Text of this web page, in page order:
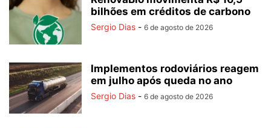
bilhões em créditos de carbono
Sergio Dias - 6 de agosto de 2026
Implementos rodoviários reagem
em julho após queda no ano
Sergio Dias - 6 de agosto de 2026